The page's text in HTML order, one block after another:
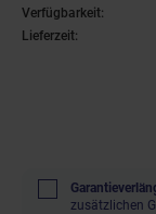
Verfügbarkeit:
Lieferzeit:
zusätzlichen